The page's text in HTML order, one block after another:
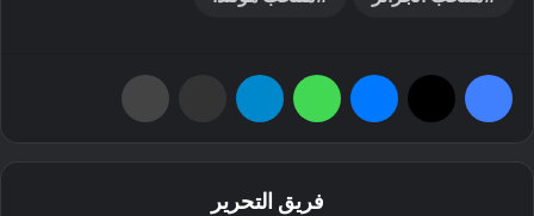
فريق التحرير